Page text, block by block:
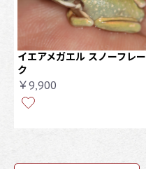
イエアメガエル スノーフレー
ク
￥9,900